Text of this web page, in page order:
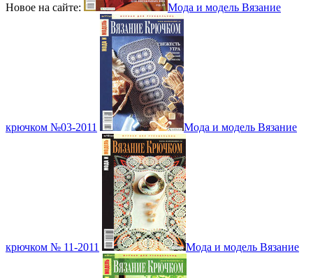
Новое на сайте: Мода и модель Вязание
крючком №03-2011 Мода и модель Вязание
крючком № 11-2011 Мода и модель Вязание